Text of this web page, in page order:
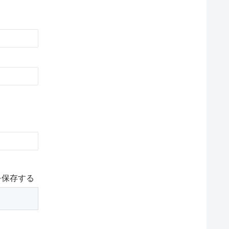
存する